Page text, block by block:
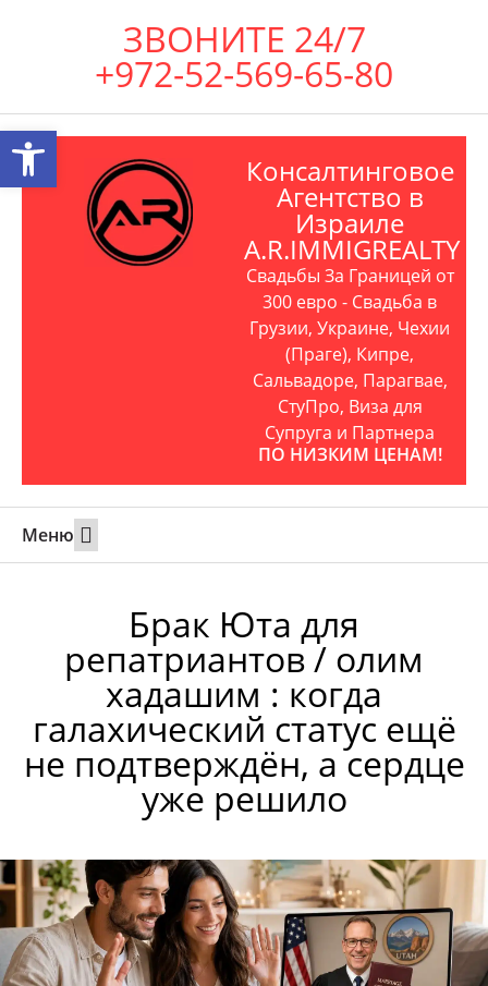
ЗВОНИТЕ 24/7
+972-52-569-65-80
Консалтинговое
Агентство в
Израиле
A.R.IMMIGREALTY
Свадьбы За Границей от
300 евро - Свадьба в
Грузии, Украине, Чехии
(Праге), Кипре,
Сальвадоре, Парагвае,
СтуПро, Виза для
Супруга и Партнера
ПО НИЗКИМ ЦЕНАМ!
Меню
Брак Юта для
репатриантов / олим
хадашим : когда
галахический статус ещё
не подтверждён, а сердце
уже решило
Открыть панель инструментов